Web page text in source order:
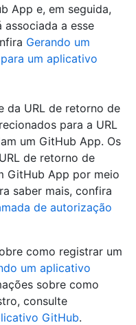
App e, em seguida,
a esse
Gerando um
um aplicativo
da URL de retorno de
para a URL
um GitHub App. Os
de retorno de
GitHub App por meio
saber mais, confira
de autorização
como registrar um
um aplicativo
sobre como
consulte
GitHub.